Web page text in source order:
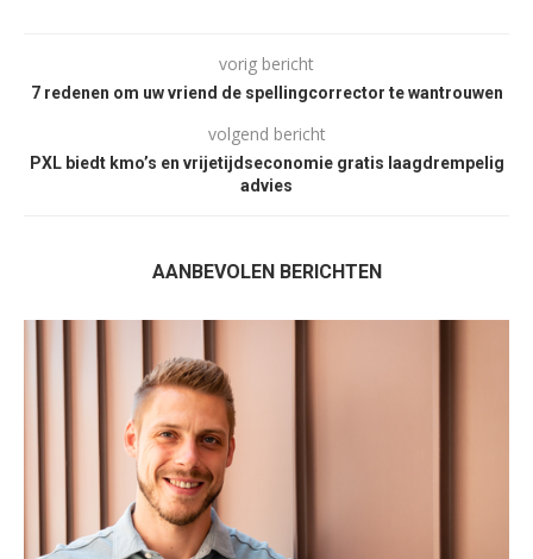
vorig bericht
7 redenen om uw vriend de spellingcorrector te wantrouwen
volgend bericht
PXL biedt kmo’s en vrijetijdseconomie gratis laagdrempelig
advies
AANBEVOLEN BERICHTEN